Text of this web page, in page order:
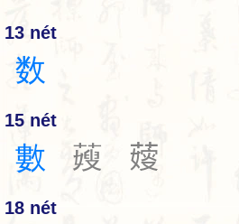
13 nét
数
15 nét
數 䕅 𦺋
18 nét